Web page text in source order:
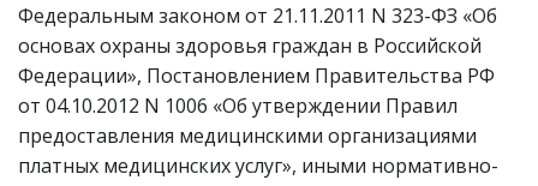
Федеральным законом от 21.11.2011 N 323-ФЗ «Об
основах охраны здоровья граждан в Российской
Федерации», Постановлением Правительства РФ
от 04.10.2012 N 1006 «Об утверждении Правил
предоставления медицинскими организациями
платных медицинских услуг», иными нормативно-